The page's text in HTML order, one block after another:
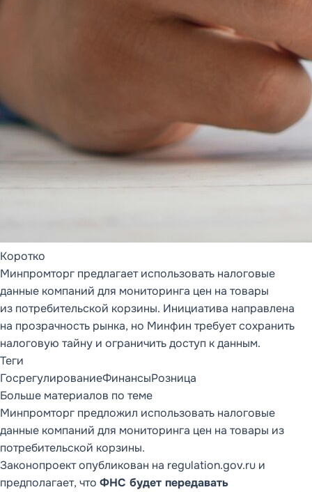
производством
Управление цепочкой
Методология
Коротко
Минпромторг предлагает использовать налоговые
данные компаний для мониторинга цен на товары
из потребительской корзины. Инициатива направлена
на прозрачность рынка, но Минфин требует сохранить
налоговую тайну и ограничить доступ к данным.
Теги
ГосрегулированиеФинансыРозница
Больше материалов по теме
Минпромторг предложил использовать налоговые
данные компаний для мониторинга цен на товары из
потребительской корзины.
Законопроект опубликован на regulation.gov.ru и
предполагает, что ФНС будет передавать